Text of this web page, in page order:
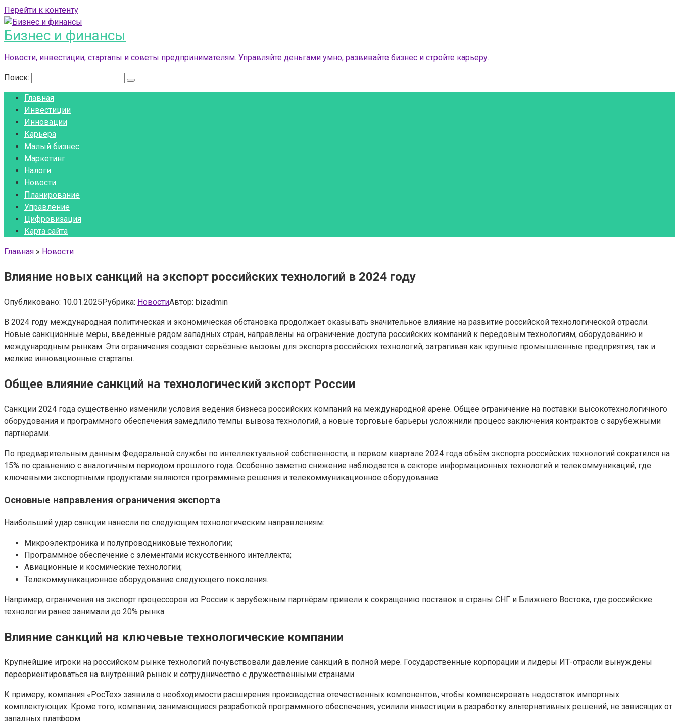
Перейти к контенту
Бизнес и финансы
Новости, инвестиции, стартапы и советы предпринимателям. Управляйте деньгами умно, развивайте бизнес и стройте карьеру.
Поиск:
Главная
Инвестиции
Инновации
Карьера
Малый бизнес
Маркетинг
Налоги
Новости
Планирование
Управление
Цифровизация
Карта сайта
Главная » Новости
Влияние новых санкций на экспорт российских технологий в 2024 году
Опубликовано: 10.01.2025Рубрика: НовостиАвтор: bizadmin
В 2024 году международная политическая и экономическая обстановка продолжает оказывать значительное влияние на развитие российской технологической отрасли.
Новые санкционные меры, введённые рядом западных стран, направлены на ограничение доступа российских компаний к передовым технологиям, оборудованию и
международным рынкам. Эти ограничения создают серьёзные вызовы для экспорта российских технологий, затрагивая как крупные промышленные предприятия, так и
мелкие инновационные стартапы.
Общее влияние санкций на технологический экспорт России
Санкции 2024 года существенно изменили условия ведения бизнеса российских компаний на международной арене. Общее ограничение на поставки высокотехнологичного
оборудования и программного обеспечения замедлило темпы вывоза технологий, а новые торговые барьеры усложнили процесс заключения контрактов с зарубежными
партнёрами.
По предварительным данным Федеральной службы по интеллектуальной собственности, в первом квартале 2024 года объём экспорта российских технологий сократился на
15% по сравнению с аналогичным периодом прошлого года. Особенно заметно снижение наблюдается в секторе информационных технологий и телекоммуникаций, где
ключевыми экспортными продуктами являются программные решения и телекоммуникационное оборудование.
Основные направления ограничения экспорта
Наибольший удар санкции нанесли по следующим технологическим направлениям:
Микроэлектроника и полупроводниковые технологии;
Программное обеспечение с элементами искусственного интеллекта;
Авиационные и космические технологии;
Телекоммуникационное оборудование следующего поколения.
Например, ограничения на экспорт процессоров из России к зарубежным партнёрам привели к сокращению поставок в страны СНГ и Ближнего Востока, где российские
технологии ранее занимали до 20% рынка.
Влияние санкций на ключевые технологические компании
Крупнейшие игроки на российском рынке технологий почувствовали давление санкций в полной мере. Государственные корпорации и лидеры ИТ-отрасли вынуждены
переориентироваться на внутренний рынок и сотрудничество с дружественными странами.
К примеру, компания «РосТех» заявила о необходимости расширения производства отечественных компонентов, чтобы компенсировать недостаток импортных
комплектующих. Кроме того, компании, занимающиеся разработкой программного обеспечения, усилили инвестиции в разработку альтернативных решений, не зависящих от
западных платформ.